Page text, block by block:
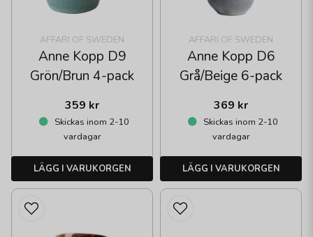
AFFARI OF SWEDEN
Anne Kopp D9
Grön/Brun 4-pack
359 kr
Skickas inom 2-10
vardagar
LÄGG I VARUKORGEN
AFFARI OF SWEDEN
Anne Kopp D6
Grå/Beige 6-pack
369 kr
Skickas inom 2-10
vardagar
LÄGG I VARUKORGEN